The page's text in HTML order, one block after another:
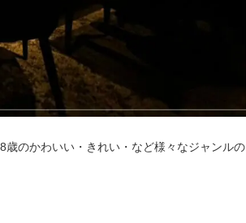
のかわいい・きれい・など様々なジャンルの